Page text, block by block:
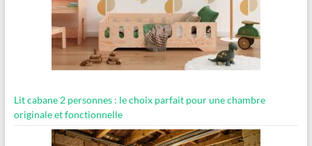
Lit cabane 2 personnes : le choix parfait pour une chambre
originale et fonctionnelle